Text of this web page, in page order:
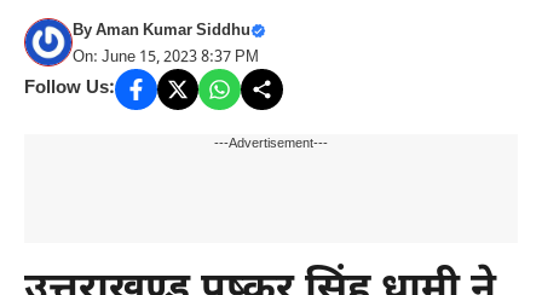
ByAman Kumar Siddhu
On: June 15, 2023 8:37 PM
Follow Us:
---Advertisement---